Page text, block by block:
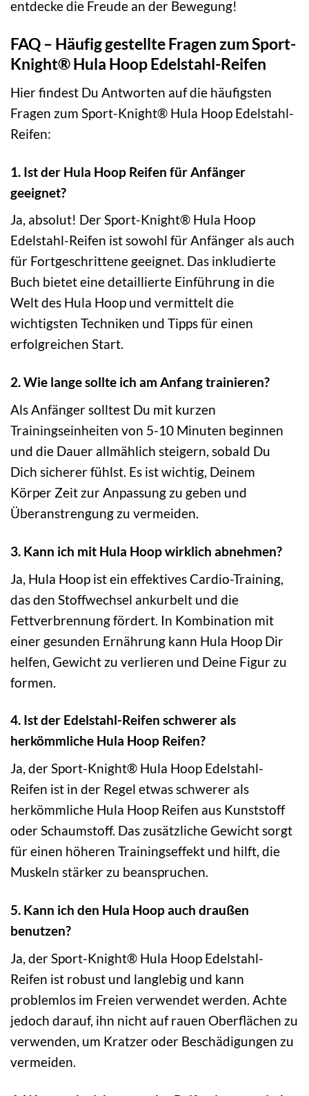
entdecke die Freude an der Bewegung!
FAQ – Häufig gestellte Fragen zum Sport-
Knight® Hula Hoop Edelstahl-Reifen
Hier findest Du Antworten auf die häufigsten
Fragen zum Sport-Knight® Hula Hoop Edelstahl-
Reifen:
1. Ist der Hula Hoop Reifen für Anfänger
geeignet?
Ja, absolut! Der Sport-Knight® Hula Hoop
Edelstahl-Reifen ist sowohl für Anfänger als auch
für Fortgeschrittene geeignet. Das inkludierte
Buch bietet eine detaillierte Einführung in die
Welt des Hula Hoop und vermittelt die
wichtigsten Techniken und Tipps für einen
erfolgreichen Start.
2. Wie lange sollte ich am Anfang trainieren?
Als Anfänger solltest Du mit kurzen
Trainingseinheiten von 5-10 Minuten beginnen
und die Dauer allmählich steigern, sobald Du
Dich sicherer fühlst. Es ist wichtig, Deinem
Körper Zeit zur Anpassung zu geben und
Überanstrengung zu vermeiden.
3. Kann ich mit Hula Hoop wirklich abnehmen?
Ja, Hula Hoop ist ein effektives Cardio-Training,
das den Stoffwechsel ankurbelt und die
Fettverbrennung fördert. In Kombination mit
einer gesunden Ernährung kann Hula Hoop Dir
helfen, Gewicht zu verlieren und Deine Figur zu
formen.
4. Ist der Edelstahl-Reifen schwerer als
herkömmliche Hula Hoop Reifen?
Ja, der Sport-Knight® Hula Hoop Edelstahl-
Reifen ist in der Regel etwas schwerer als
herkömmliche Hula Hoop Reifen aus Kunststoff
oder Schaumstoff. Das zusätzliche Gewicht sorgt
für einen höheren Trainingseffekt und hilft, die
Muskeln stärker zu beanspruchen.
5. Kann ich den Hula Hoop auch draußen
benutzen?
Ja, der Sport-Knight® Hula Hoop Edelstahl-
Reifen ist robust und langlebig und kann
problemlos im Freien verwendet werden. Achte
jedoch darauf, ihn nicht auf rauen Oberflächen zu
verwenden, um Kratzer oder Beschädigungen zu
vermeiden.